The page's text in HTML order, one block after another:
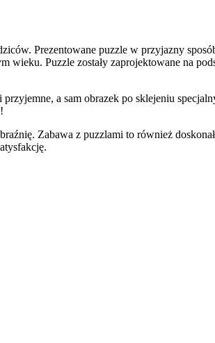
Prezentowane puzzle w przyjazny
wieku. Puzzle zostały zaprojektowane na
a sam obrazek po sklejeniu
Zabawa z puzzlami to również